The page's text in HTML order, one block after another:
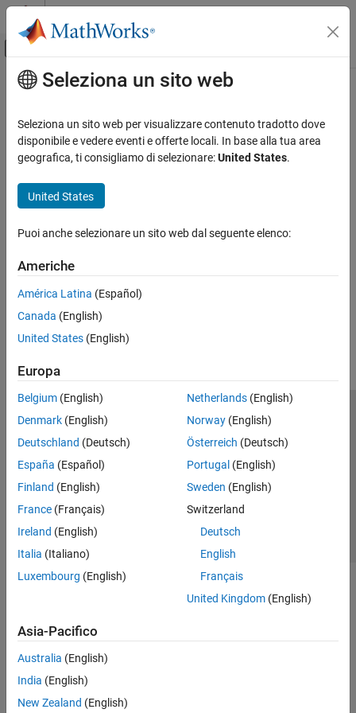
Vai al contenuto
Attiva/disattiva menu di navigazione
Pagina iniziale della documentazione
FPGA, ASIC, and SoC Development
Categoria
AUTOSAR Blockset
C2000 Microcontroller Blockset
DDS Blockset
DO Qualification Kit
DSP HDL Toolbox
Embedded Coder
Fixed-Point Designer
GPU Coder
HDL Coder
HDL Verifier
Get Started with HDL Verifier
Algorithm Verification
FPGA Debug
HDL Verifier Supported Hardware
IEC Certification Kit
MATLAB Coder
Simulink Code Inspector
Simulink Coder
Simulink PLC Coder
SoC Blockset
Contenuto principale
How useful was this information?
Seleziona un sito web
Seleziona un sito web per visualizzare contenuto tradotto dove
disponibile e vedere eventi e offerte locali. In base alla tua area
geografica, ti consigliamo di selezionare:United States.
United States
Puoi anche selezionare un sito web dal seguente elenco:
Americhe
América Latina (Español)
Canada (English)
United States (English)
Europa
Belgium (English)
Denmark (English)
Deutschland (Deutsch)
España (Español)
Finland (English)
France (Français)
Ireland (English)
Italia (Italiano)
Luxembourg (English)
Netherlands(English)
Norway(English)
Österreich (Deutsch)
Portugal (English)
Sweden (English)
Switzerland
Deutsch
English
Français
United Kingdom(English)
Asia-Pacifico
Australia (English)
India (English)
New Zealand (English)
Centro di fiducia
Informativa sulla privacy
Antipirateria
Stato dell'applicazione
Contatti
© 1994-2026 The MathWorks, Inc.